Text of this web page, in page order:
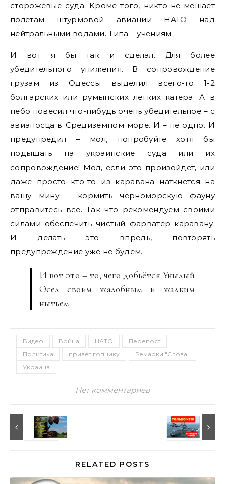
сторожевые суда. Кроме того, никто не мешает
полётам штурмовой авиации НАТО над
нейтральными водами. Типа – учениям.
И вот я бы так и сделал. Для более
убедительного унижения. В сопровождение
грузам из Одессы выделил всего-то 1-2
болгарских или румынских легких катера. А в
небо повесил что-нибудь очень убедительное – с
авианосца в Средиземном море. И – не одно. И
предупредил – мол, попробуйте хотя бы
подышать на украинские суда или их
сопровождение! Мол, если это произойдёт, или
даже просто кто-то из каравана наткнётся на
вашу мину – кормить черноморскую фауну
отправитесь все. Так что рекомендуем своими
силами обеспечить чистый фарватер каравану.
И делать это впредь, повторять
предупреждение уже не будем.
И вот это – то, чего добьётся Унылый
Осёл своим жалобным и жалким
нытьём.
Видео Война НАТО
Перепост
Политика
привет гопнику
Ремарки "Слова"
Украина
Нет комментариев
RELATED POSTS